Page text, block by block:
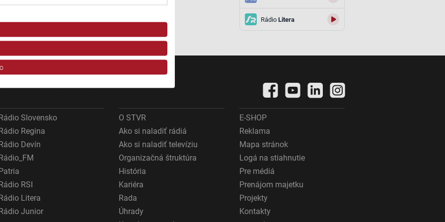
z rôznych zdrojov
RádioLitera
Slovensko
Regina
Devín
RSI
Litera
Junior
O STVR
Ako si naladiť rádiá
Ako si naladiť televíziu
Organizačná štruktúra
História
Kariéra
Rada
Úhrady
E-SHOP
Reklama
Mapa stránok
Logá na stiahnutie
Pre médiá
Prenájom majetku
Projekty
Kontakty